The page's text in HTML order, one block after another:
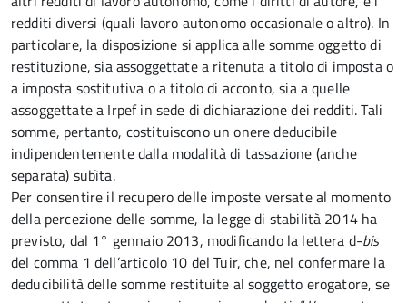
redditi diversi (quali lavoro autonomo occasionale o altro). In
particolare, la disposizione si applica alle somme oggetto di
restituzione, sia assoggettate a ritenuta a titolo di imposta o
a imposta sostitutiva o a titolo di acconto, sia a quelle
assoggettate a Irpef in sede di dichiarazione dei redditi. Tali
somme, pertanto, costituiscono un onere deducibile
indipendentemente dalla modalità di tassazione (anche
separata) subìta.
Per consentire il recupero delle imposte versate al momento
della percezione delle somme, la legge di stabilità 2014 ha
previsto, dal 1° gennaio 2013, modificando la lettera d-bis
del comma 1 dell’articolo 10 del Tuir, che, nel confermare la
deducibilità delle somme restituite al soggetto erogatore, se